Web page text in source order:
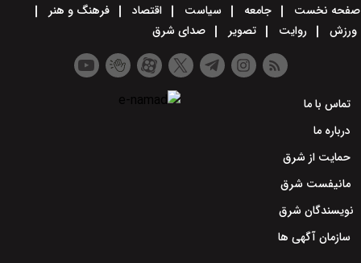
صفحه نخست جامعه سیاست اقتصاد
فرهنگ و هنر
ورزش
روایت تصویر صدای شرق
تماس با ما
درباره ما
حمایت از شرق
مانیفست شرق
نویسندگان شرق
سازمان آگهی ها